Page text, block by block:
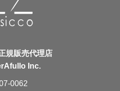
規販売代理店
Inc.
0062